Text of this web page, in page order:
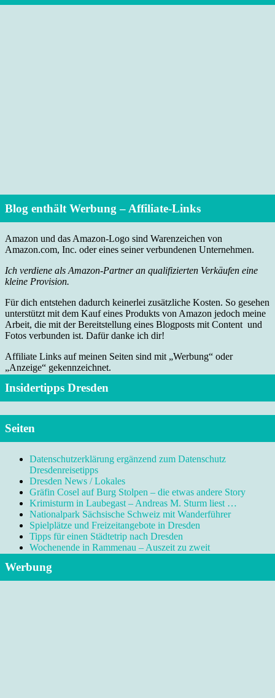
Blog enthält Werbung – Affiliate-Links
Amazon und das Amazon-Logo sind Warenzeichen von
Amazon.com, Inc. oder eines seiner verbundenen Unternehmen.
Ich verdiene als Amazon-Partner an qualifizierten Verkäufen eine
kleine Provision.
Für dich entstehen dadurch keinerlei zusätzliche Kosten. So gesehen
unterstützt mit dem Kauf eines Produkts von Amazon jedoch meine
Arbeit, die mit der Bereitstellung eines Blogposts mit Content und
Fotos verbunden ist. Dafür danke ich dir!
Affiliate Links auf meinen Seiten sind mit „Werbung“ oder
„Anzeige“ gekennzeichnet.
Insidertipps Dresden
Seiten
Datenschutzerklärung ergänzend zum Datenschutz
Dresdenreisetipps
Dresden News / Lokales
Gräfin Cosel auf Burg Stolpen – die etwas andere Story
Krimisturm in Laubegast – Andreas M. Sturm liest …
Nationalpark Sächsische Schweiz mit Wanderführer
Spielplätze und Freizeitangebote in Dresden
Tipps für einen Städtetrip nach Dresden
Wochenende in Rammenau – Auszeit zu zweit
Werbung